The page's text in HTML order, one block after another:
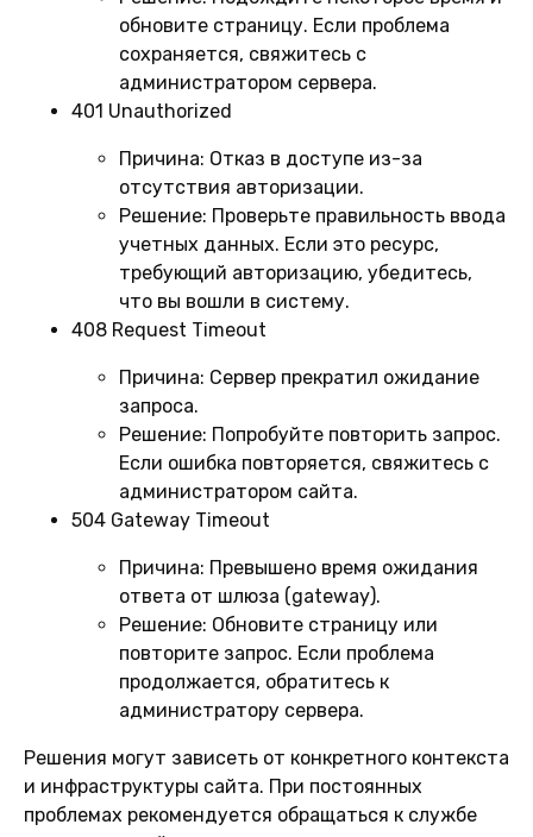
обновите страницу. Если проблема
сохраняется, свяжитесь с
администратором сервера.
401 Unauthorized
Причина: Отказ в доступе из-за
отсутствия авторизации.
Решение: Проверьте правильность ввода
учетных данных. Если это ресурс,
требующий авторизацию, убедитесь,
что вы вошли в систему.
408 Request Timeout
Причина: Сервер прекратил ожидание
запроса.
Решение: Попробуйте повторить запрос.
Если ошибка повторяется, свяжитесь с
администратором сайта.
504 Gateway Timeout
Причина: Превышено время ожидания
ответа от шлюза (gateway).
Решение: Обновите страницу или
повторите запрос. Если проблема
продолжается, обратитесь к
администратору сервера.
Решения могут зависеть от конкретного контекста
и инфраструктуры сайта. При постоянных
проблемах рекомендуется обращаться к службе